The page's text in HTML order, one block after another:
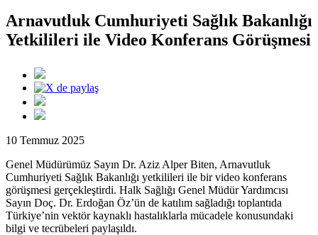
Arnavutluk Cumhuriyeti Sağlık Bakanlığı
Yetkilileri ile Video Konferans Görüşmesi
10 Temmuz 2025
Genel Müdürümüz Sayın Dr. Aziz Alper Biten, Arnavutluk
Cumhuriyeti Sağlık Bakanlığı yetkilileri ile bir video konferans
görüşmesi gerçekleştirdi. Halk Sağlığı Genel Müdür Yardımcısı
Sayın Doç. Dr. Erdoğan Öz’ün de katılım sağladığı toplantıda
Türkiye’nin vektör kaynaklı hastalıklarla mücadele konusundaki
bilgi ve tecrübeleri paylaşıldı.